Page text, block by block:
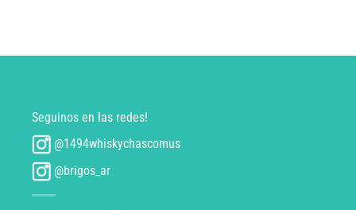
Seguinos en las redes!
@1494whiskychascomus
@brigos_ar